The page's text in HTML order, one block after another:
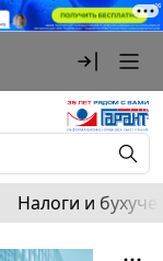
Налоги и